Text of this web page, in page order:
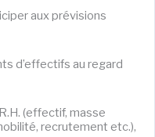
aux prévisions
d’effectifs au regard
(effectif, masse
recrutement etc.),